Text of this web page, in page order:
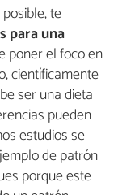
te
para una
poner el foco en
científicamente
ser una dieta
pueden
estudios se
de patrón
porque este